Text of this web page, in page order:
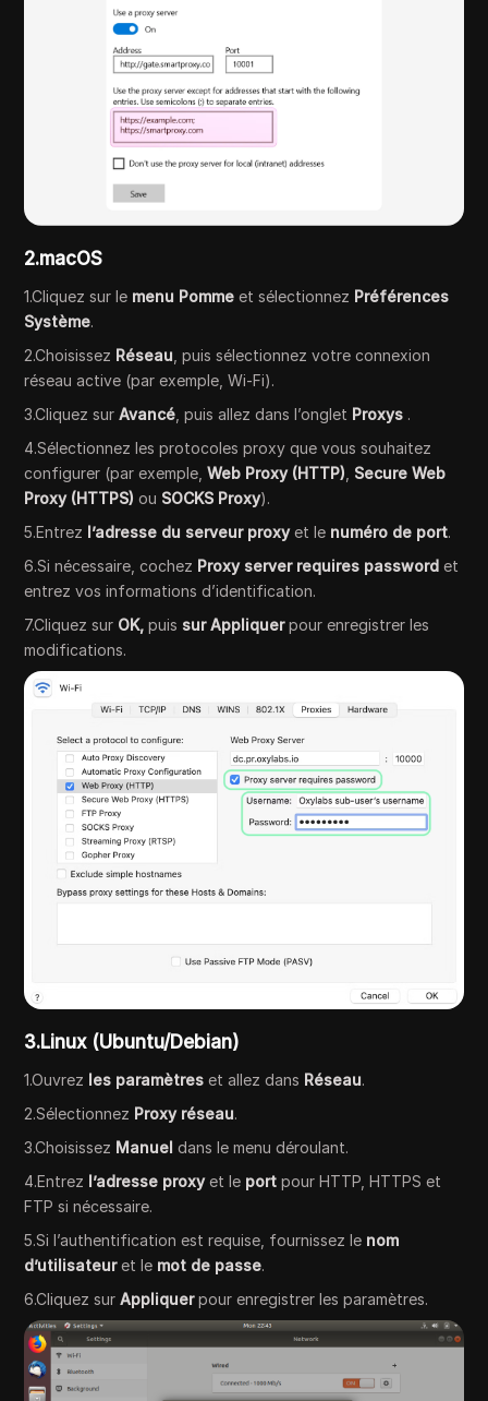
2.macOS
1.Cliquez sur le menu Pomme et sélectionnez Préférences
Système.
2.Choisissez Réseau , puis sélectionnez votre connexion
réseau active (par exemple, Wi-Fi).
3.Cliquez surAvancé , puis allez dans l’onglet Proxys .
4.Sélectionnez les protocoles proxy que vous souhaitez
configurer (par exemple,Web Proxy (HTTP) Secure Web
Proxy (HTTPS) ou SOCKS Proxy).
5.Entrez l’adresse du serveur proxyet le numéro de port.
6.Si nécessaire, cochez Proxy server requires password et
entrez vos informations d’identification.
7.Cliquez sur OK, puis sur Appliquerpour enregistrer les
modifications.
3.Linux (Ubuntu/Debian)
1.Ouvrez les paramètres et allez dans Réseau.
2.Sélectionnez Proxy réseau.
3.Choisissez Manuel dans le menu déroulant.
4.Entrez l’adresse proxyet le port pour HTTP, HTTPS et
FTP si nécessaire.
5.Si l’authentification est requise, fournissez le nom
d’utilisateuret le mot de passe.
6.Cliquez surAppliquerpour enregistrer les paramètres.